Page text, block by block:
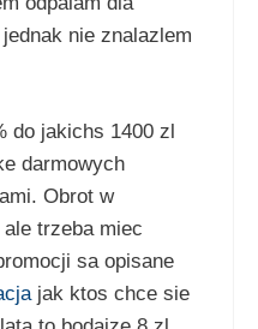
nie znalazlem
do jakichs 1400 zl
darmowych
Obrot w
trzeba miec
sa opisane
jak ktos chce sie